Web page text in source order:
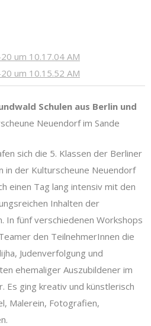
Schulen aus Berlin und
Neuendorf im Sande
sich die 5. Klassen der Berliner
in der Kulturscheune Neuendorf
einen Tag lang intensiv mit den
Inhalten der
In fünf verschiedenen Workshops
den TeilnehmerInnen die
Judenverfolgung und
ehemaliger Auszubildener im
Es ging kreativ und künstlerisch
Malerein, Fotografien,